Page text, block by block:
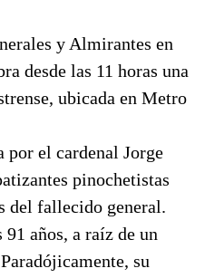
y Almirantes en
desde las 11 horas una
ubicada en Metro
el cardenal Jorge
pinochetistas
del fallecido general.
años, a raíz de un
su